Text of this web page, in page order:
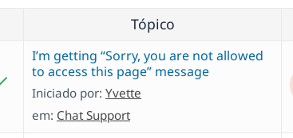
Tópico
I’m getting “Sorry, you are not allowed
to access this page” message
Iniciado por: Yvette
em: Chat Support